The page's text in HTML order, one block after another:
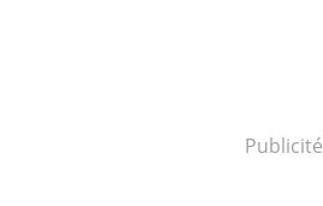
Publicité